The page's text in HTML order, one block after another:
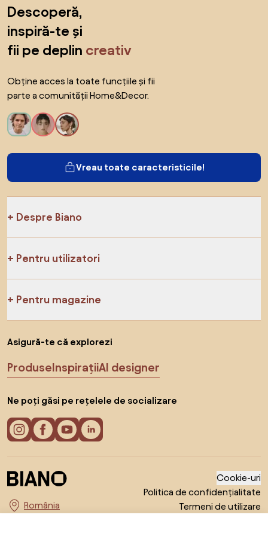
Descoperă,
inspiră-te și
fii pe deplin creativ
Obține acces la toate funcțiile și fii
parte a comunității Home&Decor.
Vreau toate caracteristicile!
Despre Biano
Pentru utilizatori
Pentru magazine
Asigură-te că explorezi
ProduseInspirațiiAI designer
Ne poți găsi pe rețelele de socializare
Alege țara
Cookie-uri
Politica de confidențialitate
Termeni de utilizare